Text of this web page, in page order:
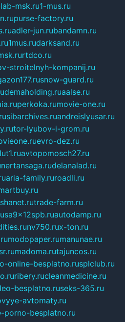
msk.ru1-mus.ru
purse-factory.ru
adler-jun.rubandamn.ru
1mus.rudarksand.ru
rtdco.ru
stroitelnyh-kompanij.ru
snow-guard.ru
demaholding.ruaalse.ru
perkoka.rumovie-one.ru
sibarchives.ruandreislyusar.ru
tor-lyubov-i-grom.ru
evro-dez.ru
avtopomosch27.ru
nertansaga.rudelanalad.ru
aria-family.ruroadli.ru
trade-farm.ru
autodamp.ru
nv750.rux-ton.ru
modopaper.rumanunae.ru
madoma.rutajuncos.ru
online-besplatno.rusplclub.ru
ribery.rucleanmedicine.ru
besplatno.ruseks-365.ru
avtomaty.ru
porno-besplatno.ru